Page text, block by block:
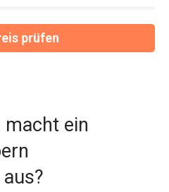
prüfen
macht ein